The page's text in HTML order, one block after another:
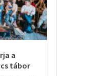
a
tábor